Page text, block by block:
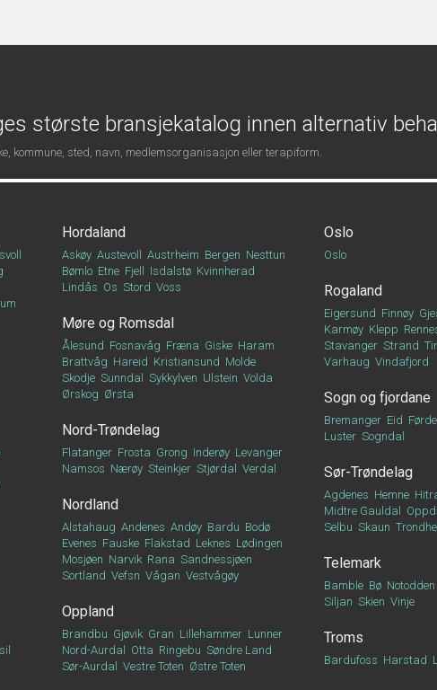
største bransjekatalog innen alternativ
kommune, sted, navn, medlemsorganisasjon eller terapiform.
Hordaland
Askøy Austevoll Austrheim Bergen Nesttun
Bømlo Etne Fjell Isdalstø Kvinnherad
Lindås Os Stord Voss
Møre og Romsdal
Ålesund Fosnavåg Fræna Giske Haram
Brattvåg Hareid Kristiansund Molde
Skodje Sunndal Sykkylven Ulstein Volda
Ørskog Ørsta
Nord-Trøndelag
Flatanger Frosta Grong Inderøy Levanger
Namsos Nærøy Steinkjer Stjørdal Verdal
Nordland
Alstahaug Andenes Andøy Bardu Bodø
Evenes Fauske Flakstad Leknes Lødingen
Mosjøen Narvik Rana Sandnessjøen
Sortland Vefsn Vågan Vestvågøy
Oppland
Brandbu Gjøvik Gran Lillehammer Lunner
Nord-Aurdal
Otta Ringebu Søndre Land
Sør-Aurdal
Vestre Toten Østre Toten
Oslo
Oslo
Rogaland
Eigersund Finnøy
Karmøy Klepp
Stavanger Strand
Varhaug Vindafjord
Sogn og fjordane
Bremanger Eid Førde
Luster Sogndal
Sør-Trøndelag
Agdenes Hemne
Midtre Gauldal
Selbu Skaun
Telemark
Bamble Bø Notodden
Siljan Skien Vinje
Troms
Bardufoss Harstad